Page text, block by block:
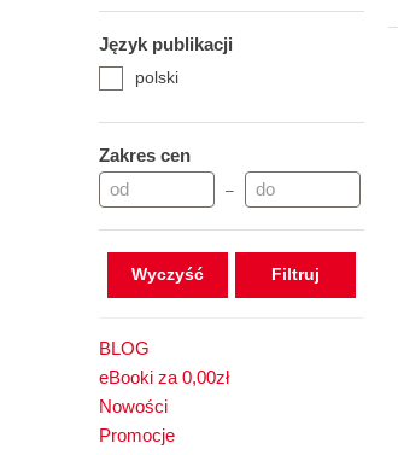
Język publikacji
polski
Zakres cen
–
Wyczyść
BLOG
eBooki za 0,00zł
Nowości
Promocje